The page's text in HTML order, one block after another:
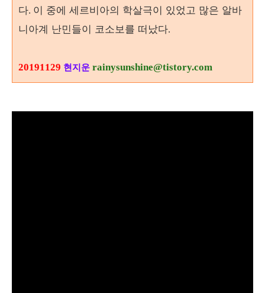
다. 이 중에 세르비아의 학살극이 있었고 많은 알바
니아계 난민들이 코소보를 떠났다.
20191129 현지운 rainysunshine@tistory.com